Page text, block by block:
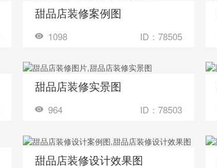
收藏 装修成这样要花多少钱？
甜品店装修案例图
1098 ID：78505
收藏 装修成这样要花多少钱？
甜品店装修实景图
964 ID：78503
收藏 装修成这样要花多少钱？
甜品店装修设计效果图